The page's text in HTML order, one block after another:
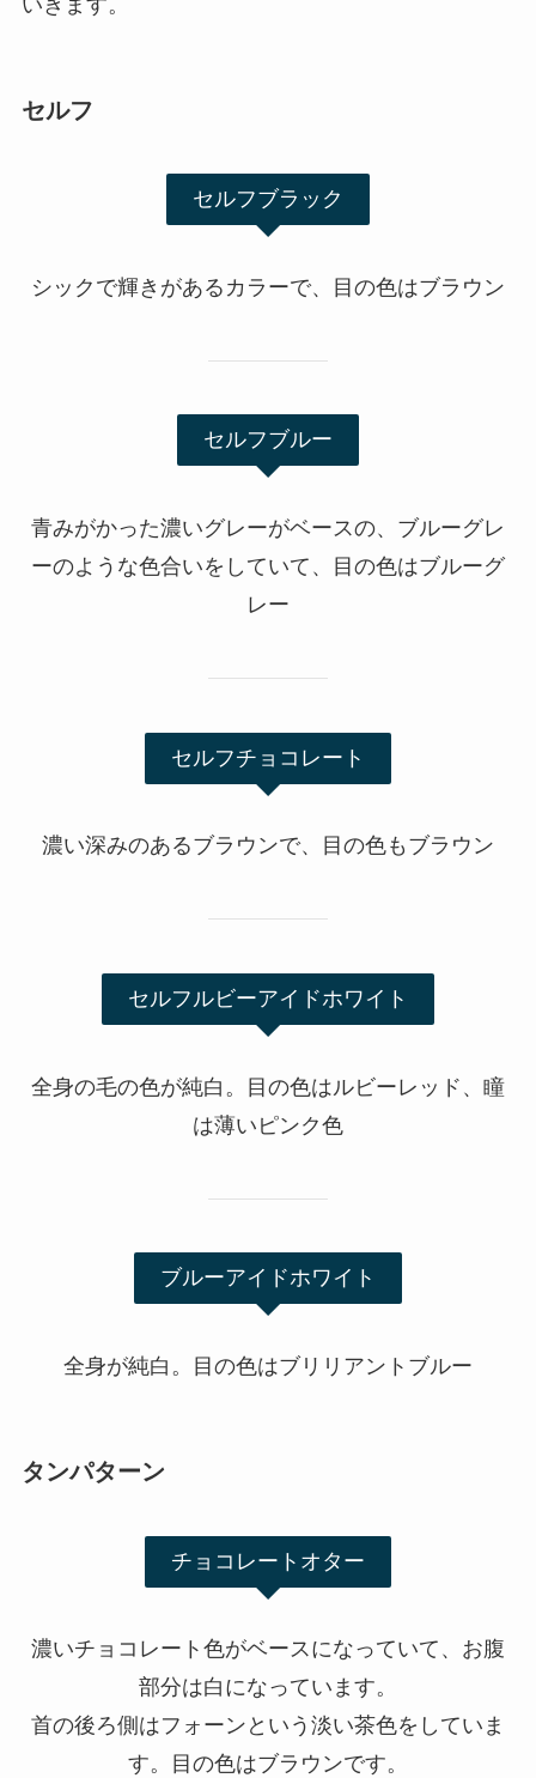
セルフ
セルフブラック
シックで輝きがあるカラーで、目の色はブラウン
セルフブルー
青みがかった濃いグレーがベースの、ブルーグレ
ーのような色合いをしていて、目の色はブルーグ
レー
セルフチョコレート
濃い深みのあるブラウンで、目の色もブラウン
セルフルビーアイドホワイト
全身の毛の色が純白。目の色はルビーレッド、瞳
は薄いピンク色
ブルーアイドホワイト
全身が純白。目の色はブリリアントブルー
タンパターン
チョコレートオター
濃いチョコレート色がベースになっていて、お腹
部分は白になっています。
首の後ろ側はフォーンという淡い茶色をしていま
す。目の色はブラウンです。